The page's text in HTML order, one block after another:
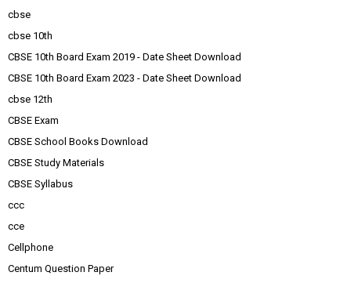
cbse
cbse 10th
CBSE 10th Board Exam 2019 - Date Sheet Download
CBSE 10th Board Exam 2023 - Date Sheet Download
cbse 12th
CBSE Exam
CBSE School Books Download
CBSE Study Materials
CBSE Syllabus
ccc
cce
Cellphone
Centum Question Paper